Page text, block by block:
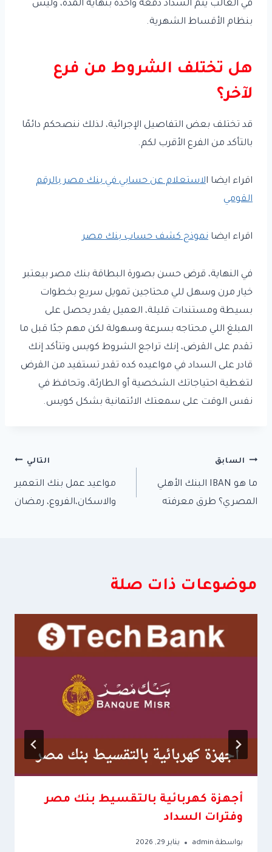
في الغالب يتم السداد دفعة واحدة بنهاية المدة، وليس
بنظام الأقساط الشهرية.
هل تختلف الشروط من فرع
لآخر؟
قد تختلف بعض التفاصيل الإجرائية، لذلك ننصحكم دائمًا
بالتأكد من الفرع الأقرب لكم.
اقراء ايضا الاستعلام عن حسابي في بنك مصر بالرقم
القومي
اقراء ايضا نموذج كشف حساب بنك مصر
في النهاية، قرض حسن بصورة البطاقة بنك مصر بيعتبر
خيار مرن وسهل للي محتاجين تمويل سريع بخطوات
بسيطة ومستندات قليلة، العميل يقدر يحصل على
المبلغ اللي محتاجه بسرعة وسهولة لكن مهم جدًا قبل ما
تقدم على القرض، إنك تراجع الشروط كويس وتتأكد إنك
قادر على السداد في مواعيده كده تقدر تستفيد من القرض
لتغطية احتياجاتك الشخصية أو الطارئة، وتحافظ في
نفس الوقت على سمعتك الائتمانية بشكل كويس.
تصفّح
المقالات
السابق
ما هو IBAN البنك الأهلي
المصري؟ طرق معرفته
التالي
مواعيد عمل بنك التعمير
والاسكان،الفروع، رمضان
موضوعات ذات صلة
أجهزة كهربائية بالتقسيط بنك مصر
وفترات السداد
بواسطة admin يناير 29, 2026